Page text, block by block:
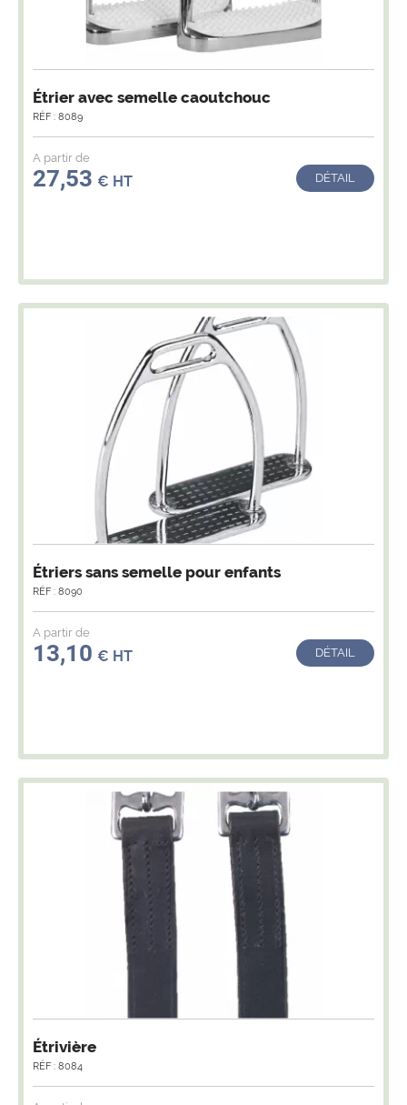
Étrier avec semelle caoutchouc
RÉF : 8089
A partir de
27,53 € HT DÉTAIL
Étriers sans semelle pour enfants
RÉF : 8090
A partir de
13,10 € HT DÉTAIL
Étrivière
RÉF : 8084